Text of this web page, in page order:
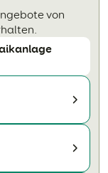
von